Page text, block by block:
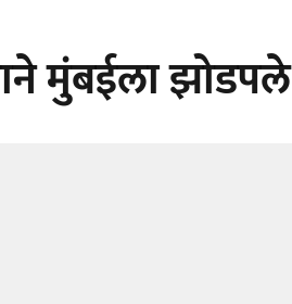
मुंबईला झोडपले